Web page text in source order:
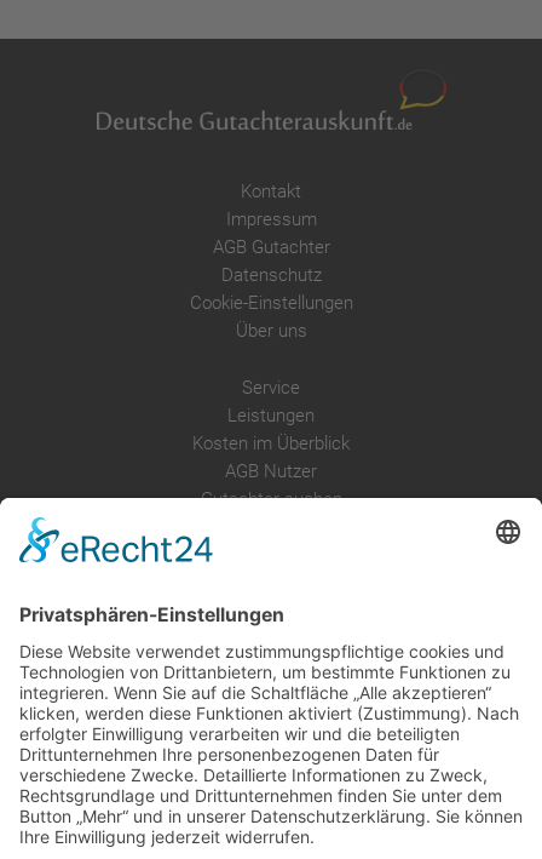
Kontakt
Impressum
AGB Gutachter
Datenschutz
Cookie-Einstellungen
Über uns
Service
Leistungen
Kosten im Überblick
AGB Nutzer
Gutachter suchen
Anfrage
Presse
Partner: Der DGuSV
als Gutachter eintragen
Infos für Suchende